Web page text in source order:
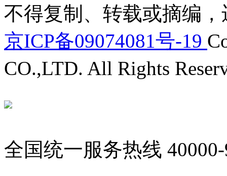
不得复制、转载或摘编
京ICP备09074081号-19
CO.,LTD. All Rights
全国统一服务热线